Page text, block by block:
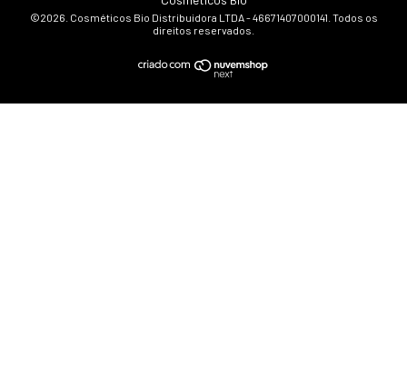
©2026. Cosméticos Bio Distribuidora LTDA - 46671407000141. Todos os
direitos reservados.